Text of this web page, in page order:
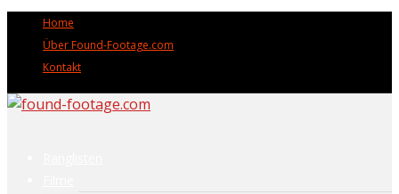
Home
Über Found-Footage.com
Kontakt